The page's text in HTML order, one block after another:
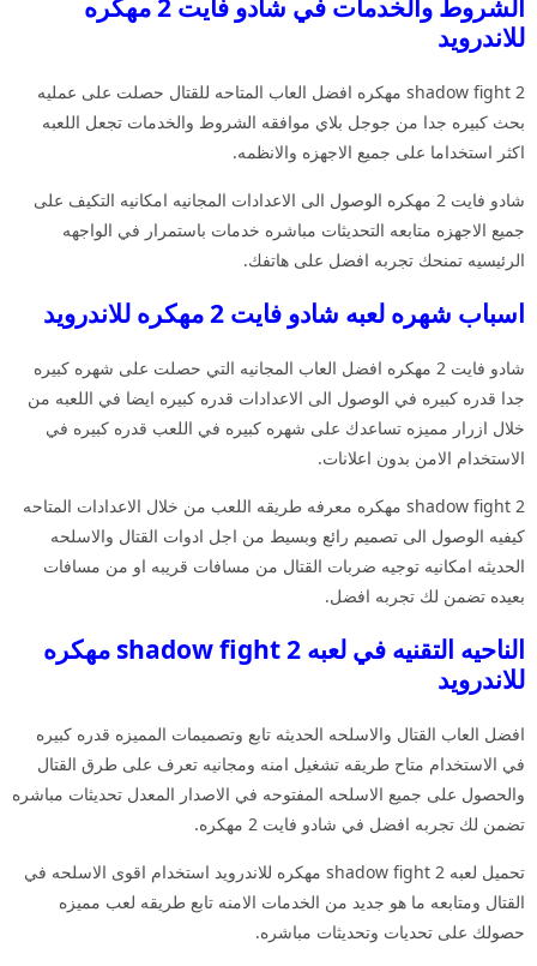
للاندرويد
shadow fight 2 مهكره افضل العاب المتاحه للقتال حصلت على عمليه
بحث كبيره جدا من جوجل بلاي موافقه الشروط والخدمات تجعل اللعبه
اكثر استخداما على جميع الاجهزه والانظمه.
شادو فايت 2 مهكره الوصول الى الاعدادات المجانيه امكانيه التكيف على
جميع الاجهزه متابعه التحديثات مباشره خدمات باستمرار في الواجهه
الرئيسيه تمنحك تجربه افضل على هاتفك.
اسباب شهره لعبه شادو فايت 2 مهكره للاندرويد
شادو فايت 2 مهكره افضل العاب المجانيه التي حصلت على شهره كبيره
جدا قدره كبيره في الوصول الى الاعدادات قدره كبيره ايضا في اللعبه من
خلال ازرار مميزه تساعدك على شهره كبيره في اللعب قدره كبيره في
الاستخدام الامن بدون اعلانات.
shadow fight 2 مهكره معرفه طريقه اللعب من خلال الاعدادات المتاحه
كيفيه الوصول الى تصميم رائع وبسيط من اجل ادوات القتال والاسلحه
الحديثه امكانيه توجيه ضربات القتال من مسافات قريبه او من مسافات
بعيده تضمن لك تجربه افضل.
الناحيه التقنيه في لعبه shadow fight 2 مهكره
للاندرويد
افضل العاب القتال والاسلحه الحديثه تابع وتصميمات المميزه قدره كبيره
في الاستخدام متاح طريقه تشغيل امنه ومجانيه تعرف على طرق القتال
والحصول على جميع الاسلحه المفتوحه في الاصدار المعدل تحديثات مباشره
تضمن لك تجربه افضل في شادو فايت 2 مهكره.
تحميل لعبه shadow fight 2 مهكره للاندرويد استخدام اقوى الاسلحه في
القتال ومتابعه ما هو جديد من الخدمات الامنه تابع طريقه لعب مميزه
حصولك على تحديات وتحديثات مباشره.